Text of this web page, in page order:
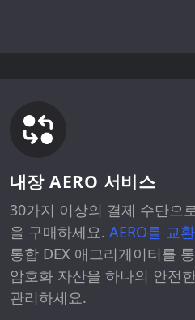
내장 AERO 서비스
30가지 이상의 결제 수단으
을 구매하세요. AERO를 교
통합 DEX 애그리게이터를
암호화 자산을 하나의 안전
관리하세요.